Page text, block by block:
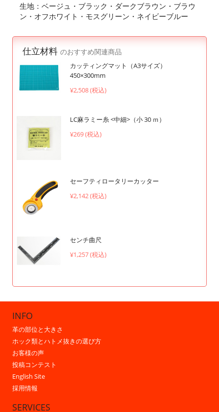
生地：ベージュ・ブラック・ダークブラウン・ブラウ
ン・オフホワイト・モスグリーン・ネイビーブルー
仕立材料 のおすすめ関連商品
カッティングマット（A3サイズ）
450×300mm
¥2,508 (税込)
LC麻ラミー糸 <中細>（小 30 ｍ）
¥269 (税込)
セーフティロータリーカッター
¥2,142 (税込)
センチ曲尺
¥1,257 (税込)
INFO
革の部位と大きさ
ホック類とハトメ抜きの選び方
お客様の声
投稿コンテスト
English Site
採用情報
SERVICES